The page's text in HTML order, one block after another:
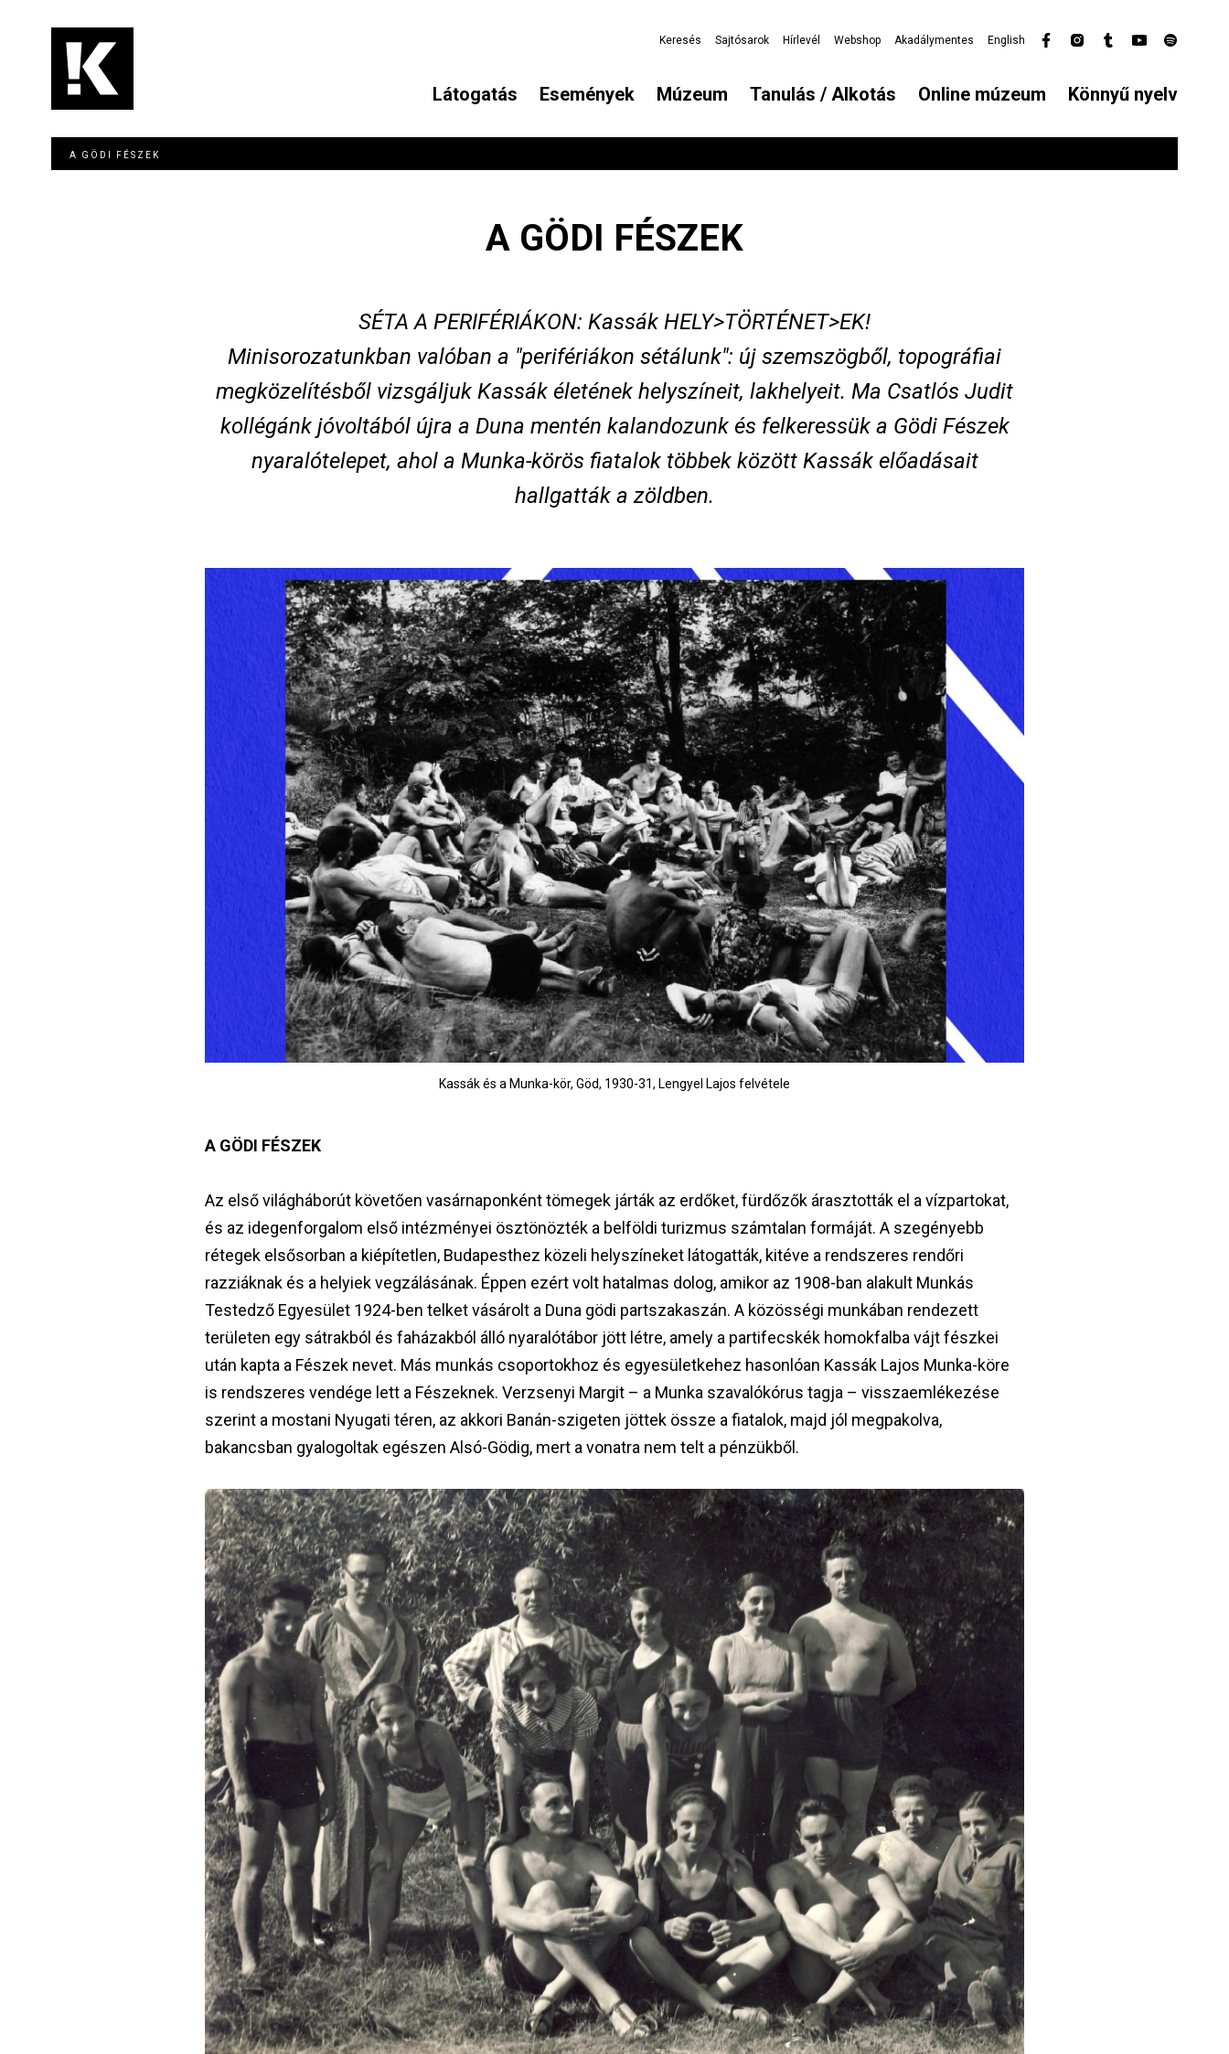
menu
Keresés Sajtósarok Hírlevél Webshop Akadálymentes English
navigation
Látogatás Események Múzeum Tanulás / Alkotás Online múzeum Könnyű nyelv
A GÖDI FÉSZEK
A GÖDI FÉSZEK
SÉTA A PERIFÉRIÁKON: Kassák HELY>TÖRTÉNET>EK!
Minisorozatunkban valóban a "perifériákon sétálunk": új szemszögből, topográfiai
megközelítésből vizsgáljuk Kassák életének helyszíneit, lakhelyeit. Ma Csatlós Judit
kollégánk jóvoltából újra a Duna mentén kalandozunk és felkeressük a Gödi Fészek
nyaralótelepet, ahol a Munka-körös fiatalok többek között Kassák előadásait
hallgatták a zöldben.
Image
Kassák és a Munka-kör, Göd, 1930-31, Lengyel Lajos felvétele
A GÖDI FÉSZEK
Az első világháborút követően vasárnaponként tömegek járták az erdőket, fürdőzők árasztották el a vízpartokat,
és az idegenforgalom első intézményei ösztönözték a belföldi turizmus számtalan formáját. A szegényebb
rétegek elsősorban a kiépítetlen, Budapesthez közeli helyszíneket látogatták, kitéve a rendszeres rendőri
razziáknak és a helyiek vegzálásának. Éppen ezért volt hatalmas dolog, amikor az 1908-ban alakult Munkás
Testedző Egyesület 1924-ben telket vásárolt a Duna gödi partszakaszán. A közösségi munkában rendezett
területen egy sátrakból és faházakból álló nyaralótábor jött létre, amely a partifecskék homokfalba vájt fészkei
után kapta a Fészek nevet. Más munkás csoportokhoz és egyesületkehez hasonlóan Kassák Lajos Munka-köre
is rendszeres vendége lett a Fészeknek. Verzsenyi Margit – a Munka szavalókórus tagja – visszaemlékezése
szerint a mostani Nyugati téren, az akkori Banán-szigeten jöttek össze a fiatalok, majd jól megpakolva,
bakancsban gyalogoltak egészen Alsó-Gödig, mert a vonatra nem telt a pénzükből.
Image